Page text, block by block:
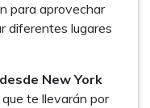
para aprovechar
diferentes lugares
New York
te llevarán por